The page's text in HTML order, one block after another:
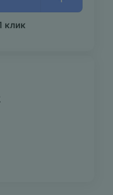
клик